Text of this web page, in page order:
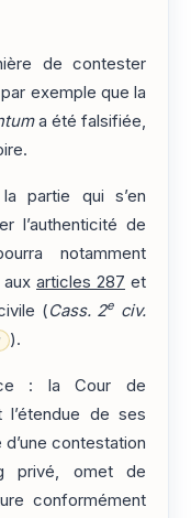
de contester
exemple que la
a été falsifiée,
partie qui s’en
l’authenticité de
notamment
articles 287 et
(Cass. 2e civ.
).
: la Cour de
de ses
contestation
privé, omet de
conformément